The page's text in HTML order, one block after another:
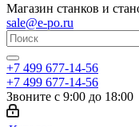
Магазин станков и
sale@e-po.ru
+7 499 677-14-56
+7 499 677-14-56
Звоните с 9:00 до 18:00